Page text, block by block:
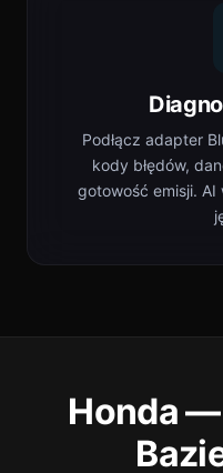
Podłącz adapter
kody błędów,
gotowość emisji.
Honda